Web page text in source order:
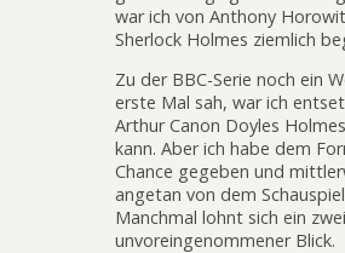
war ich von Anthony
Sherlock Holmes ziemlich
Zu der BBC-Serie noch ein
erste Mal sah, war ich
Arthur Canon Doyles
kann. Aber ich habe dem
Chance gegeben und
angetan von dem
Manchmal lohnt sich ein
unvoreingenommener Blick.